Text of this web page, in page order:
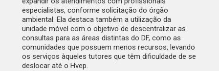
especialistas, conforme solicitação do órgão
ambiental. Ela destaca também a utilização da
unidade móvel com o objetivo de descentralizar as
consultas para as áreas distintas do DF, como as
comunidades que possuem menos recursos, levando
os serviços àqueles tutores que têm dificuldade de se
deslocar até o Hvep.